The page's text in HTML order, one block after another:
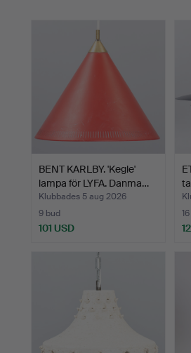
BENT KARLBY. 'Kegle'
lampa för LYFA. Danma…
Klubbades 5 aug 2026
9 bud
101 USD